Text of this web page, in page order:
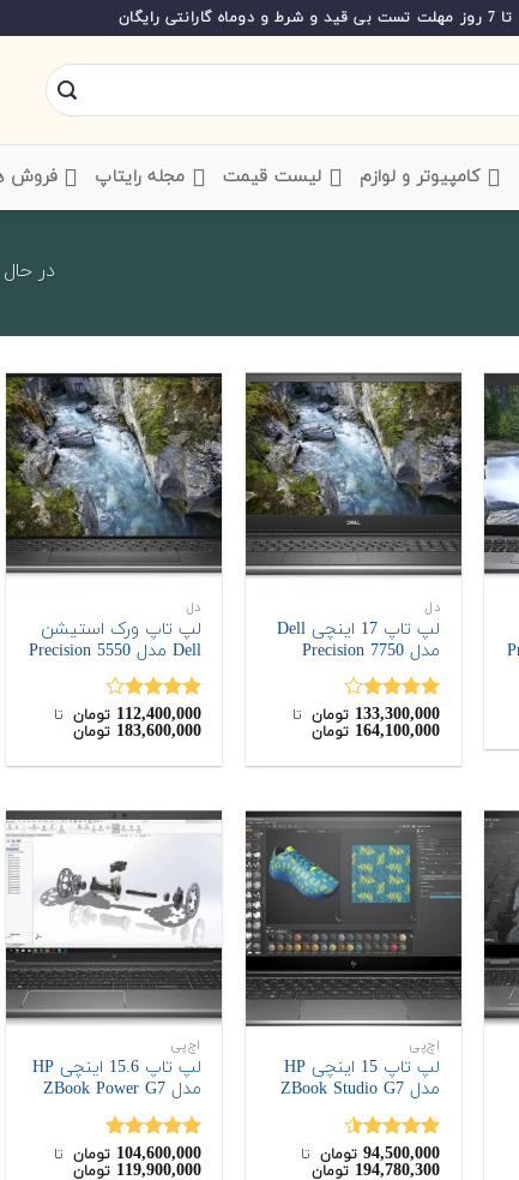
تا 7 روز مهلت تست بی قید و شرط و دوماه گارانتی رایگان
‌ کامپیوتر و لوازم ‌ لیست قیمت ‌ مجله رایتاپ فروش
در حال
دل
لپ تاپ 17 اینچی Dell
مدل Precision 7750
نمره
4.00از 5
133,300,000 تومان‌ تا ‌
164,100,000 تومان
دل
لپ تاپ ورک استیشن
Dell مدل Precision 5550
نمره
4.00از 5
112,400,000 تومان ‌ تا ‌
183,600,000 تومان
اچ‌پی
لپ تاپ 15 اینچی HP
مدل ZBook Studio G7
نمره4.50
از 5
94,500,000 تومان‌ تا ‌
194,780,300 تومان
اچ‌پی
لپ تاپ 15.6 اینچی HP
مدل ZBook Power G7
نمره5.00
از 5
104,600,000 تومان ‌ تا ‌
119,900,000 تومان